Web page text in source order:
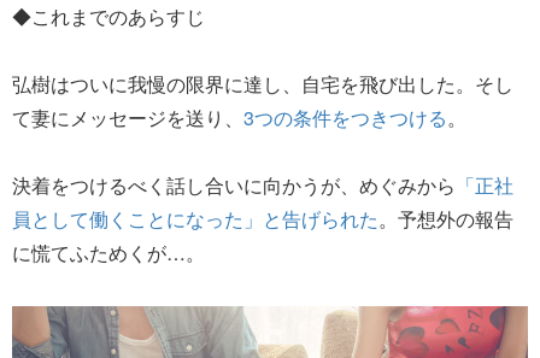
◆これまでのあらすじ
弘樹はついに我慢の限界に達し、自宅を飛び出した。そし
て妻にメッセージを送り、 3つの条件をつきつける。
決着をつけるべく話し合いに向かうが、めぐみから 「正社
員として働くことになった」と告げられた。予想外の報告
に慌てふためくが…。